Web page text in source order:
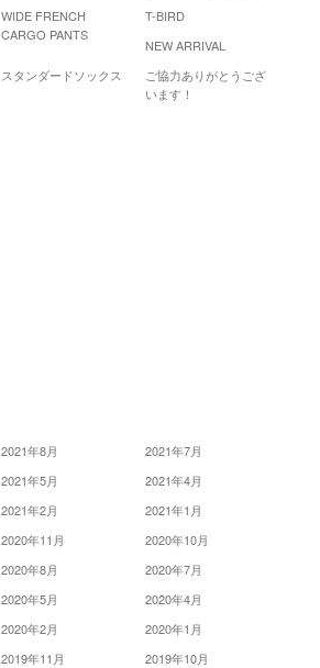
WIDE FRENCH
CARGO PANTS
T-BIRD
NEW ARRIVAL
スタンダードソックス
ご協力ありがとうござ
います！
2021年8月
2021年7月
2021年5月
2021年4月
2021年2月
2021年1月
2020年11月
2020年10月
2020年8月
2020年7月
2020年5月
2020年4月
2020年2月
2020年1月
2019年11月
2019年10月